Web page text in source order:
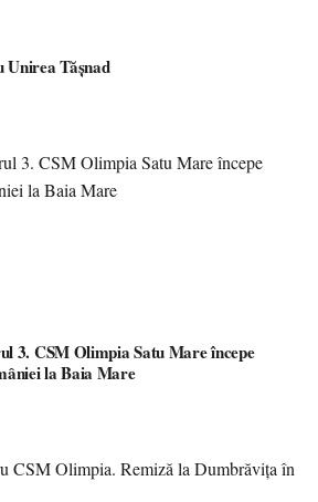
Unirea Tășnad
3. CSM Olimpia Satu Mare începe
la Baia Mare